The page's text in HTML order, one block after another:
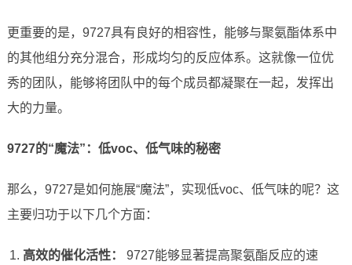
更重要的是，9727具有良好的相容性，能够与聚氨酯体系中
的其他组分充分混合，形成均匀的反应体系。这就像一位优
秀的团队，能够将团队中的每个成员都凝聚在一起，发挥出
大的力量。
9727的“魔法”：低voc、低气味的秘密
那么，9727是如何施展“魔法”，实现低voc、低气味的呢？这
主要归功于以下几个方面：
高效的催化活性： 9727能够显著提高聚氨酯反应的速